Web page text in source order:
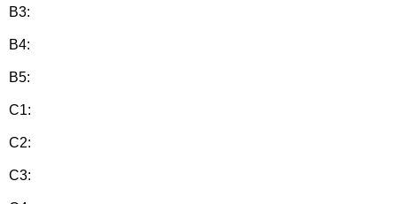
B3:
B4:
B5:
C1:
C2:
C3: